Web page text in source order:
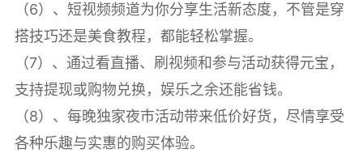
（6）、短视频频道为你分享生活新态度，不管是穿
搭技巧还是美食教程，都能轻松掌握。
（7）、通过看直播、刷视频和参与活动获得元宝，
支持提现或购物兑换，娱乐之余还能省钱。
（8）、每晚独家夜市活动带来低价好货，尽情享受
各种乐趣与实惠的购买体验。